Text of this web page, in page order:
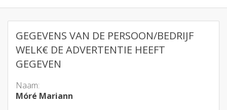
GEGEVENS VAN DE PERSOON/BEDRIJF
WELK€ DE ADVERTENTIE HEEFT
GEGEVEN
Naam:
Móré Mariann